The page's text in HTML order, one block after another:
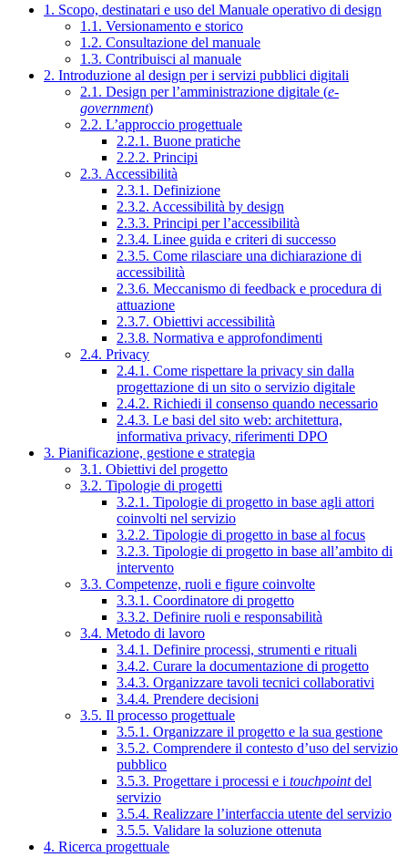
1. Scopo, destinatari e uso del Manuale operativo di design
1.1. Versionamento e storico
1.2. Consultazione del manuale
1.3. Contribuisci al manuale
2. Introduzione al design per i servizi pubblici digitali
2.1. Design per l’amministrazione digitale (e-
government)
2.2. L’approccio progettuale
2.2.1. Buone pratiche
2.2.2. Principi
2.3. Accessibilità
2.3.1. Definizione
2.3.2. Accessibilità by design
2.3.3. Principi per l’accessibilità
2.3.4. Linee guida e criteri di successo
2.3.5. Come rilasciare una dichiarazione di
accessibilità
2.3.6. Meccanismo di feedback e procedura di
attuazione
2.3.7. Obiettivi accessibilità
2.3.8. Normativa e approfondimenti
2.4. Privacy
2.4.1. Come rispettare la privacy sin dalla
progettazione di un sito o servizio digitale
2.4.2. Richiedi il consenso quando necessario
2.4.3. Le basi del sito web: architettura,
informativa privacy, riferimenti DPO
3. Pianificazione, gestione e strategia
3.1. Obiettivi del progetto
3.2. Tipologie di progetti
3.2.1. Tipologie di progetto in base agli attori
coinvolti nel servizio
3.2.2. Tipologie di progetto in base al focus
3.2.3. Tipologie di progetto in base all’ambito di
intervento
3.3. Competenze, ruoli e figure coinvolte
3.3.1. Coordinatore di progetto
3.3.2. Definire ruoli e responsabilità
3.4. Metodo di lavoro
3.4.1. Definire processi, strumenti e rituali
3.4.2. Curare la documentazione di progetto
3.4.3. Organizzare tavoli tecnici collaborativi
3.4.4. Prendere decisioni
3.5. Il processo progettuale
3.5.1. Organizzare il progetto e la sua gestione
3.5.2. Comprendere il contesto d’uso del servizio
pubblico
3.5.3. Progettare i processi e i touchpointdel
servizio
3.5.4. Realizzare l’interfaccia utente del servizio
3.5.5. Validare la soluzione ottenuta
4. Ricerca progettuale